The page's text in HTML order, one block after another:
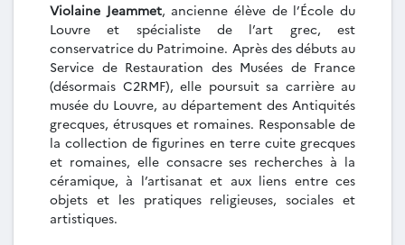
Violaine Jeammet, ancienne élève de l’École du
Louvre et spécialiste de l’art grec, est
conservatrice du Patrimoine. Après des débuts au
Service de Restauration des Musées de France
(désormais C2RMF), elle poursuit sa carrière au
musée du Louvre, au département des Antiquités
grecques, étrusques et romaines. Responsable de
la collection de figurines en terre cuite grecques
et romaines, elle consacre ses recherches à la
céramique, à l’artisanat et aux liens entre ces
objets et les pratiques religieuses, sociales et
artistiques.